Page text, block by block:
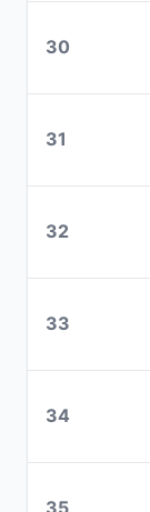
30
31
32
33
34
35